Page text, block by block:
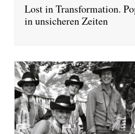
Lost in Transformation.
in unsicheren Zeiten